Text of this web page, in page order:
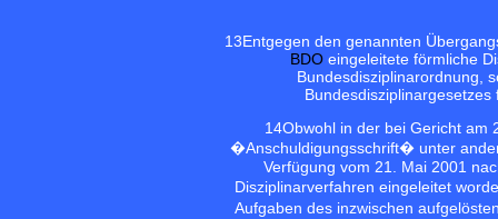
13Entgegen den genannten
BDOeingeleitete förmliche
Bundesdisziplinarordnung,
14Obwohl in der bei Gericht am
�Anschuldigungsschrift� unter
Verfügung vom 21. Mai 2001
Disziplinarverfahren eingeleitet
Aufgaben des inzwischen